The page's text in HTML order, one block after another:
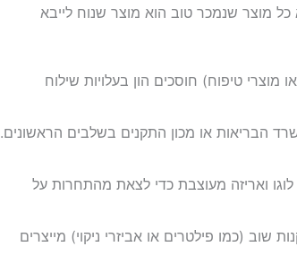
כל מוצר שנמכר טוב הוא מוצר שנוח לייבא
מוצרי טיפוח) חוסכים הון בעלויות שילוח
הבריאות או מכון התקנים בשלבים הראשונים.
ואריזה מעוצבת כדי לצאת מהתחרות על
שוב (כמו פילטרים או אביזרי ניקוי) מייצרים